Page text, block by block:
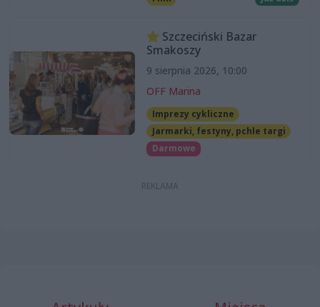
Szczeciński Bazar
Smakoszy
9 sierpnia 2026, 10:00
OFF Marina
Imprezy cykliczne
Jarmarki, festyny, pchle targi
Darmowe